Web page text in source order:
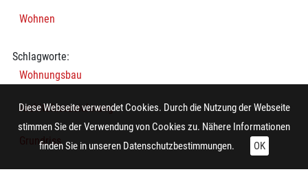
Wohnen
Schlagworte:
Wohnungsbau
Architekturzeichnung
Grundriss
Diese Webseite verwendet Cookies. Durch die Nutzung der Webseite
stimmen Sie der Verwendung von Cookies zu. Nähere Informationen
finden Sie in unseren Datenschutzbestimmungen. OK